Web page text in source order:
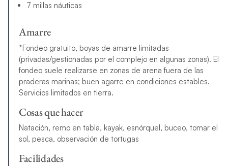
7 millas náuticas
Amarre
*Fondeo gratuito, boyas de amarre limitadas
(privadas/gestionadas por el complejo en algunas zonas). El
fondeo suele realizarse en zonas de arena fuera de las
praderas marinas; buen agarre en condiciones estables.
Servicios limitados en tierra.
Cosas que hacer
Natación, remo en tabla, kayak, esnórquel, buceo, tomar el
sol, pesca, observación de tortugas
Facilidades